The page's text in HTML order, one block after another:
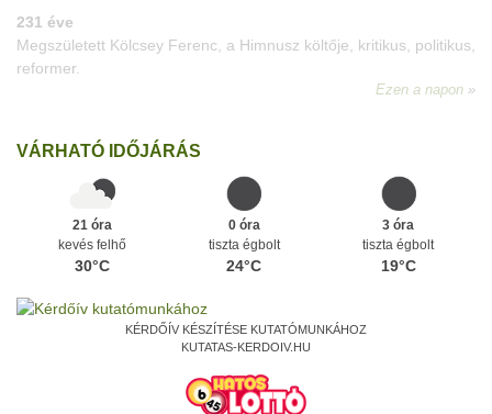
VÁRHATÓ IDŐJÁRÁS
21 óra
kevés felhő
30°C
0 óra
tiszta égbolt
24°C
3 óra
tiszta égbolt
19°C
KÉRDŐÍV KÉSZÍTÉSE KUTATÓMUNKÁHOZ
KUTATAS-KERDOIV.HU